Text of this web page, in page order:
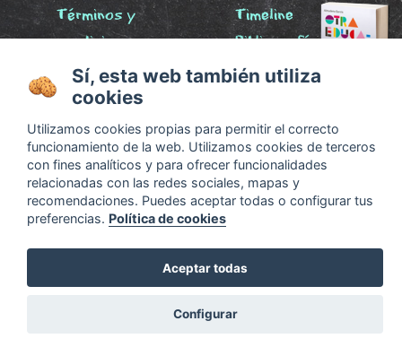
Términos y
condiciones
Configurar cookies
Agenda
Timeline
Bibliografía
¿Son legales las pedagogías alternativas?
posible
Sí, esta web también utiliza
cookies
Utilizamos cookies propias para permitir el correcto
funcionamiento de la web. Utilizamos cookies de terceros
con fines analíticos y para ofrecer funcionalidades
relacionadas con las redes sociales, mapas y
recomendaciones. Puedes aceptar todas o configurar tus
preferencias. Política de cookies
Aceptar todas
Configurar